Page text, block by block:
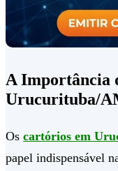
A Importância
Urucurituba/
Os cartórios em
papel indispensável